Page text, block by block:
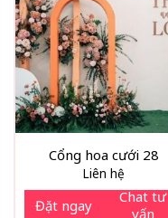
Cổng hoa cưới 28
Liên hệ
Đặt ngay
Chat tư
vấn